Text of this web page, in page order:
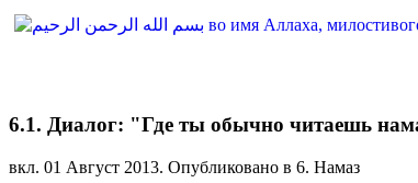
6.1. Диалог: "Где ты обычно читаешь
вкл. 01 Август 2013. Опубликовано в 6. Намаз